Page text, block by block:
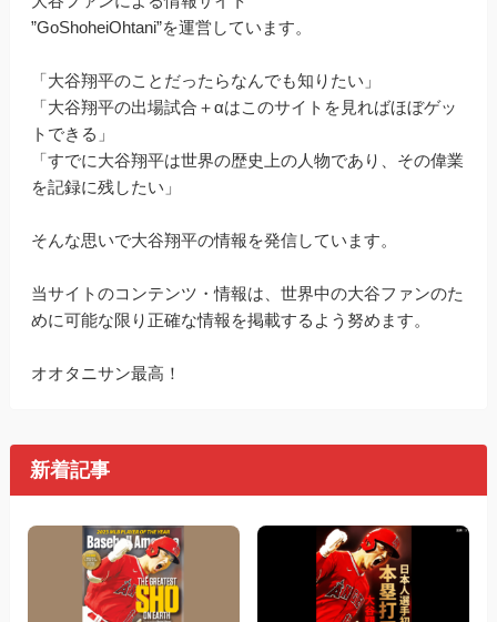
”GoShoheiOhtani”を運営しています。
「大谷翔平のことだったらなんでも知りたい」
「大谷翔平の出場試合＋αはこのサイトを見ればほぼゲッ
トできる」
「すでに大谷翔平は世界の歴史上の人物であり、その偉業
を記録に残したい」
そんな思いで大谷翔平の情報を発信しています。
当サイトのコンテンツ・情報は、世界中の大谷ファンのた
めに可能な限り正確な情報を掲載するよう努めます。
オオタニサン最高！
新着記事